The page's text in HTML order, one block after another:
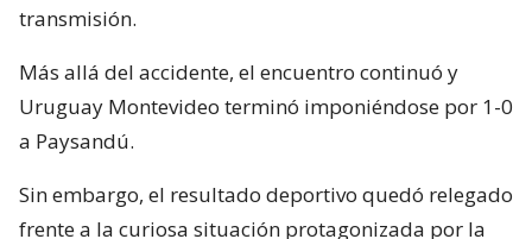
transmisión.
Más allá del accidente, el encuentro continuó y
Uruguay Montevideo terminó imponiéndose por 1-0
a Paysandú.
Sin embargo, el resultado deportivo quedó relegado
frente a la curiosa situación protagonizada por la